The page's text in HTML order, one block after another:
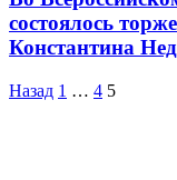
состоялось
Константина
Назад 1 … 4 5